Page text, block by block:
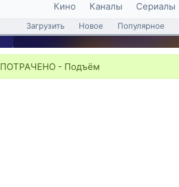
Кино Каналы Сериалы
Загрузить Новое Популярное
ПОТРАЧЕНО - Подъём